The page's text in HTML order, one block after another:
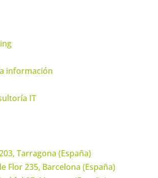
información
IT
Tarragona (España)
Flor 235, Barcelona (España)